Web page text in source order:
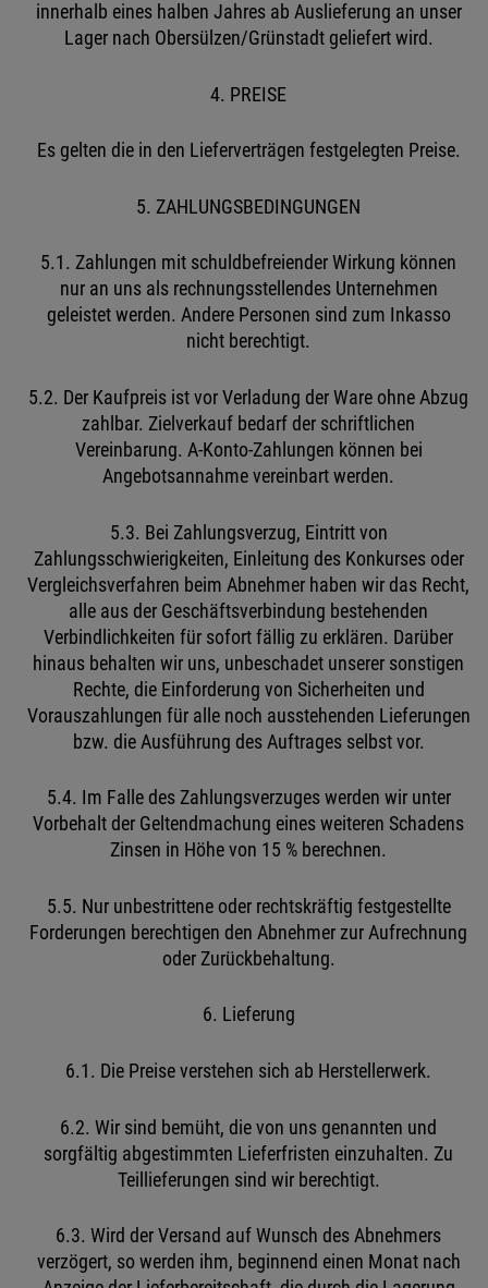
innerhalb eines halben Jahres ab Auslieferung an unser
Lager nach Obersülzen/Grünstadt geliefert wird.
4. PREISE
Es gelten die in den Lieferverträgen festgelegten Preise.
5. ZAHLUNGSBEDINGUNGEN
5.1. Zahlungen mit schuldbefreiender Wirkung können
nur an uns als rechnungsstellendes Unternehmen
geleistet werden. Andere Personen sind zum Inkasso
nicht berechtigt.
5.2. Der Kaufpreis ist vor Verladung der Ware ohne Abzug
zahlbar. Zielverkauf bedarf der schriftlichen
Vereinbarung. A-Konto-Zahlungen können bei
Angebotsannahme vereinbart werden.
5.3. Bei Zahlungsverzug, Eintritt von
Zahlungsschwierigkeiten, Einleitung des Konkurses oder
Vergleichsverfahren beim Abnehmer haben wir das Recht,
alle aus der Geschäftsverbindung bestehenden
Verbindlichkeiten für sofort fällig zu erklären. Darüber
hinaus behalten wir uns, unbeschadet unserer sonstigen
Rechte, die Einforderung von Sicherheiten und
Vorauszahlungen für alle noch ausstehenden Lieferungen
bzw. die Ausführung des Auftrages selbst vor.
5.4. Im Falle des Zahlungsverzuges werden wir unter
Vorbehalt der Geltendmachung eines weiteren Schadens
Zinsen in Höhe von 15 % berechnen.
5.5. Nur unbestrittene oder rechtskräftig festgestellte
Forderungen berechtigen den Abnehmer zur Aufrechnung
oder Zurückbehaltung.
6. Lieferung
6.1. Die Preise verstehen sich ab Herstellerwerk.
6.2. Wir sind bemüht, die von uns genannten und
sorgfältig abgestimmten Lieferfristen einzuhalten. Zu
Teillieferungen sind wir berechtigt.
6.3. Wird der Versand auf Wunsch des Abnehmers
verzögert, so werden ihm, beginnend einen Monat nach